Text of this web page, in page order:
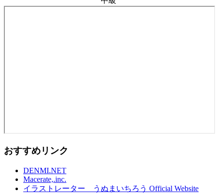
おすすめリンク
DENMI.NET
Macerate,.inc.
イラストレーター うぬまいちろう Official Website